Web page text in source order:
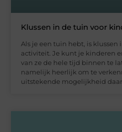
Klussen in de tuin voor
Als je een tuin hebt, is
activiteit. Je kunt je kinderen
van ze de hele tijd binnen te
namelijk heerlijk om te
uitstekende mogelijkheid